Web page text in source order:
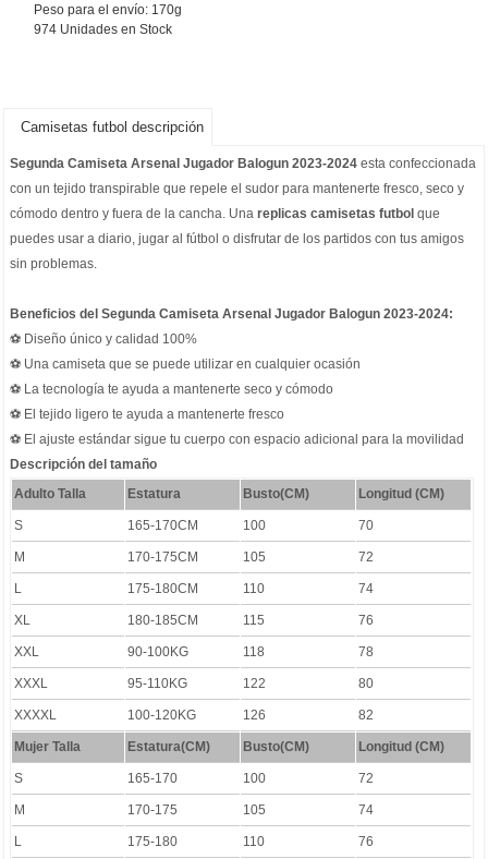
Peso para el envío: 170g
974 Unidades en Stock
Camisetas futbol descripción
Segunda Camiseta Arsenal Jugador Balogun 2023-2024 esta confeccionada
con un tejido transpirable que repele el sudor para mantenerte fresco, seco y
cómodo dentro y fuera de la cancha. Una replicas camisetas futbol que
puedes usar a diario, jugar al fútbol o disfrutar de los partidos con tus amigos
sin problemas.
Beneficios del Segunda Camiseta Arsenal Jugador Balogun 2023-2024:
⚽ Diseño único y calidad 100%
⚽ Una camiseta que se puede utilizar en cualquier ocasión
⚽ La tecnología te ayuda a mantenerte seco y cómodo
⚽ El tejido ligero te ayuda a mantenerte fresco
⚽ El ajuste estándar sigue tu cuerpo con espacio adicional para la movilidad
Descripción del tamaño
Adulto Talla
Estatura Busto(CM) Longitud (CM)
S 165-170CM 100 70
M 170-175CM 105 72
L 175-180CM 110 74
XL 180-185CM 115 76
XXL 90-100KG 118 78
XXXL 95-110KG 122 80
XXXXL 100-120KG 126 82
Mujer Talla Estatura(CM) Busto(CM) Longitud (CM)
S 165-170 100 72
M 170-175 105 74
L 175-180 110 76